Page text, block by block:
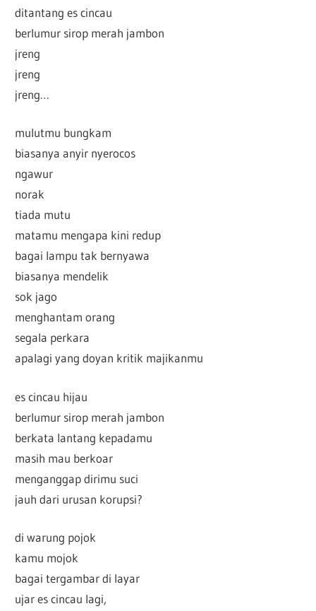
ditantang es cincau
berlumur sirop merah jambon
jreng
jreng
jreng…
mulutmu bungkam
biasanya anyir nyerocos
ngawur
norak
tiada mutu
matamu mengapa kini redup
bagai lampu tak bernyawa
biasanya mendelik
sok jago
menghantam orang
segala perkara
apalagi yang doyan kritik majikanmu
es cincau hijau
berlumur sirop merah jambon
berkata lantang kepadamu
masih mau berkoar
menganggap dirimu suci
jauh dari urusan korupsi?
di warung pojok
kamu mojok
bagai tergambar di layar
ujar es cincau lagi,